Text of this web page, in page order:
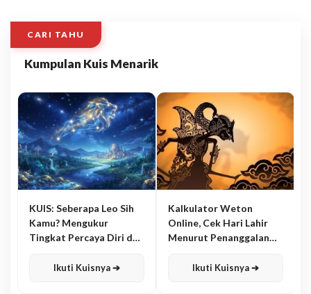
CARI TAHU
Kumpulan Kuis Menarik
KUIS: Seberapa Leo Sih
Kamu? Mengukur
Tingkat Percaya Diri dan
Ikuti Kuisnya ➔
Kalkulator Weton
Online, Cek Hari Lahir
Menurut Penanggalan
Ikuti Kuisnya ➔